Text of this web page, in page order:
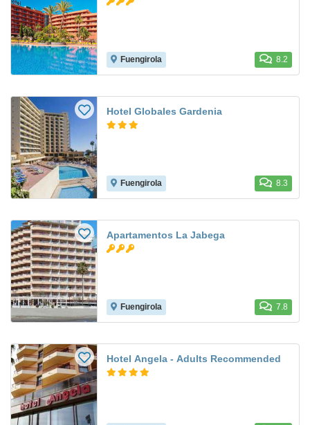
Fuengirola 8.2
Hotel Globales Gardenia
Fuengirola 8.3
Apartamentos La Jabega
Fuengirola 7.8
Hotel Angela - Adults Recommended